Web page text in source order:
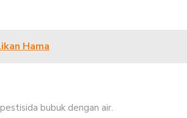
Hama
bubuk dengan air.